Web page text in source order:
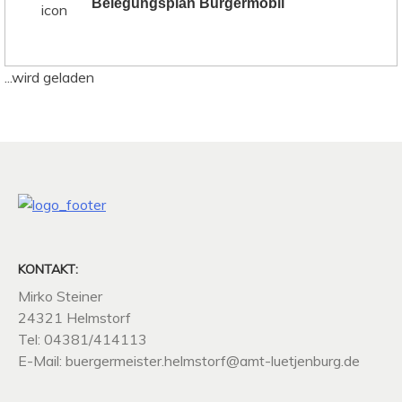
und Buchung erfol­gt über die jew­eili­gen Gemein­den.
max. Reich­weite (im Som­mer) von 150km hat.
git­ta Ford unter 0 43 81 / 87 08
git­ta Ford unter 0 43 81 / 87 08
Hohwacht: Fre­itags 8.00 — 12.00 Uhr im Gemein­
de­büro unter 0 43 81 / 70 85 oder beim Kurbe­trieb
0 43 81 / 98 90
...wird geladen
Belegungsplan Bürgermobil
KONTAKT:
Mirko Steiner
24321 Helmstorf
Tel: 04381/414113
E-Mail: buergermeister.helmstorf@amt-luetjenburg.de